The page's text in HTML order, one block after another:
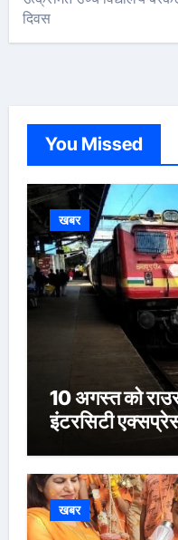
दिवस
You Missed
खबर
10 अगस्त को
इंटरसिटी एक्सप्रेस
खबर